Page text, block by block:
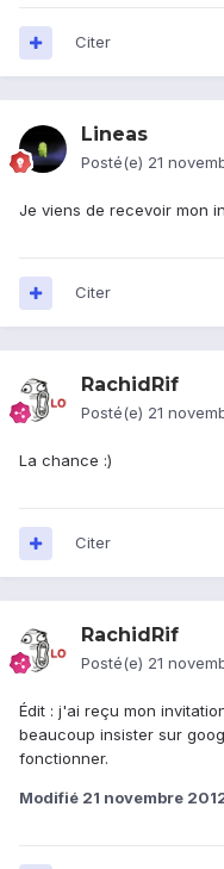
Citer
Lineas
Posté(e) 21
Je viens de recevoir mon
Citer
RachidRif
Posté(e) 21
La chance :)
Citer
RachidRif
Posté(e) 21
Édit : j'ai reçu mon
beaucoup insister sur
fonctionner.
Modifié 21 novembre